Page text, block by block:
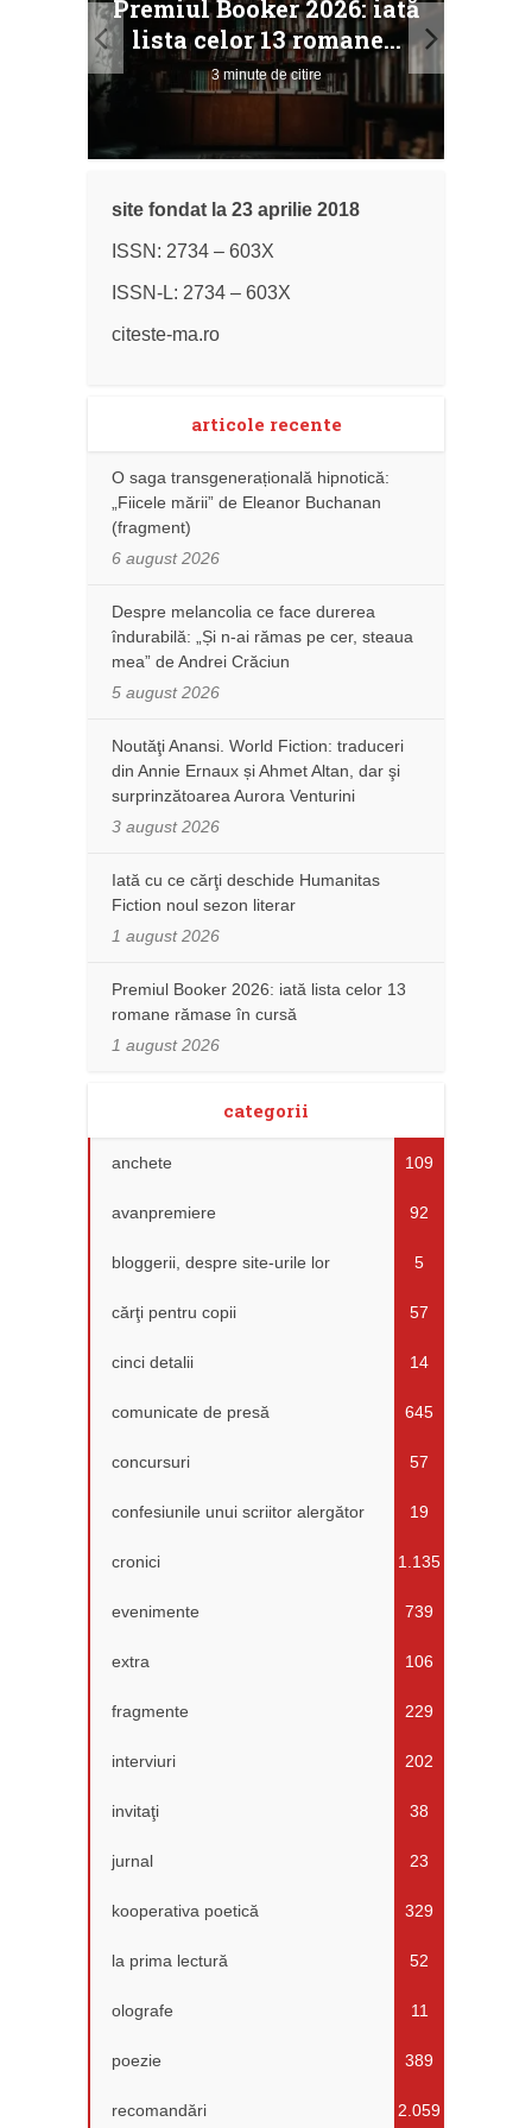
Premiul Booker 2026: iată
lista celor 13 romane...
3 minute de citire
site fondat la 23 aprilie 2018
ISSN: 2734 – 603X
ISSN-L: 2734 – 603X
citeste-ma.ro
articole recente
O saga transgenerațională hipnotică:
„Fiicele mării” de Eleanor Buchanan
(fragment)
6 august 2026
Despre melancolia ce face durerea
îndurabilă: „Și n-ai rămas pe cer, steaua
mea” de Andrei Crăciun
5 august 2026
Noutăţi Anansi. World Fiction: traduceri
din Annie Ernaux și Ahmet Altan, dar şi
surprinzătoarea Aurora Venturini
3 august 2026
Iată cu ce cărţi deschide Humanitas
Fiction noul sezon literar
1 august 2026
Premiul Booker 2026: iată lista celor 13
romane rămase în cursă
1 august 2026
categorii
anchete 109
avanpremiere 92
bloggerii, despre site-urile lor 5
cărţi pentru copii 57
cinci detalii 14
comunicate de presă 645
concursuri 57
confesiunile unui scriitor alergător 19
cronici 1.135
evenimente 739
extra 106
fragmente 229
interviuri 202
invitaţi 38
jurnal 23
kooperativa poetică 329
la prima lectură 52
olografe 11
poezie 389
recomandări 2.059